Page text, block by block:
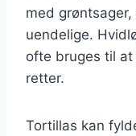
med
uendelige.
ofte bruges til
retter.
Tortillas kan